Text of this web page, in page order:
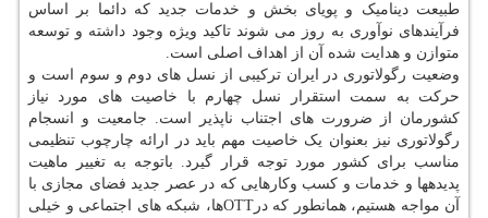
طبیعت دینامیک و پویای بخش و خدمات جدید که دائما بر اساس
فرآیندهای نوآوری به روز می شوند تاکید ویژه وجود داشته و توسعه
متوازن و هدایت شده آن از اهداف اصلی است.
وضعیت رگولاتوری در ایران ترکیبی از نسل های دوم و سوم است و
حرکت به سمت استقرار نسل چهارم با خاصیت های مورد نیاز
کشورمان از ضرورت های اجتناب ناپذیر است. جامعیت و انسجام
رگولاتوری نیز بعنوان یک خاصیت مهم باید در ارائه چارچوب تنظیمی
مناسب برای کشور مورد توجه قرار گیرد. باتوجه به تغییر ماهیت
پدیدهها و خدمات و کسب وکارهایی که در عصر جدید فضای مجازی با
آن مواجه هستیم، همانطور که درOTTها، شبکه های اجتماعی و خیلی